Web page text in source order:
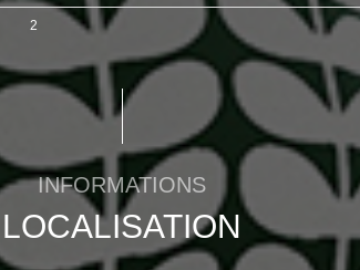
2
INFORMATIONS
LOCALISATION